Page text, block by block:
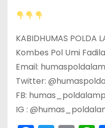
KABIDHUMAS POLDA
Kombes Pol Umi
Email:
Twitter:
FB:
IG :